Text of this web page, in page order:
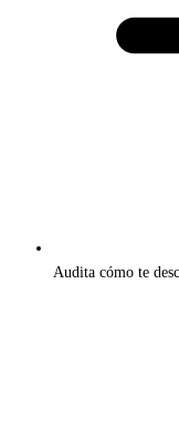
Audita cómo te